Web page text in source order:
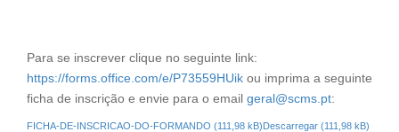
Para se inscrever clique no seguinte link:
https://forms.office.com/e/P73559HUik ou imprima a seguinte
ficha de inscrição e envie para o email geral@scms.pt:
FICHA-DE-INSCRICAO-DO-FORMANDO Descarregar